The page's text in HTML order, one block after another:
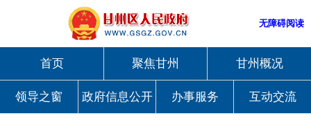
无障碍阅读
首页 聚焦甘州 甘州概况
领导之窗 政府信息公开 办事服务 互动交流